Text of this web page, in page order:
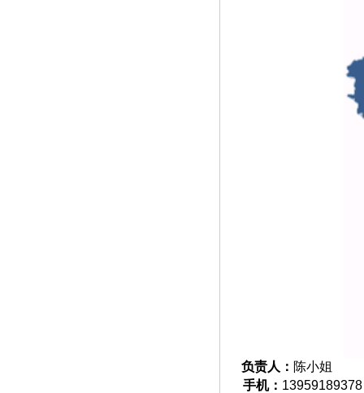
负责人： 陈小姐
手机： 13959189378